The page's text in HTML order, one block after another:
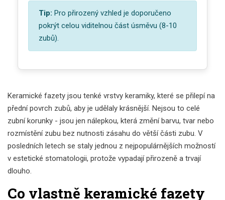
Tip: Pro přirozený vzhled je doporučeno
pokrýt celou viditelnou část úsměvu (8-10
zubů).
Keramické fazety jsou tenké vrstvy keramiky, které se přilepí na
přední povrch zubů, aby je udělaly krásnější. Nejsou to celé
zubní korunky - jsou jen nálepkou, která změní barvu, tvar nebo
rozmístění zubu bez nutnosti zásahu do větší části zubu. V
posledních letech se staly jednou z nejpopulárnějších možností
v estetické stomatologii, protože vypadají přirozeně a trvají
dlouho.
Co vlastně keramické fazety